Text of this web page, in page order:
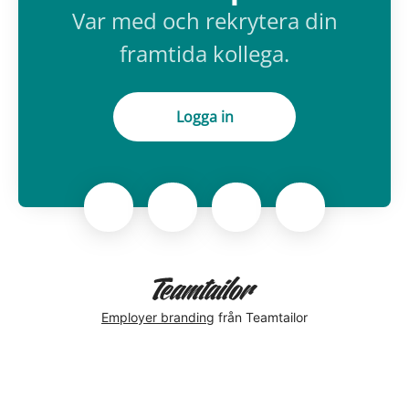
Var med och rekrytera din
framtida kollega.
Logga in
Employer branding från Teamtailor